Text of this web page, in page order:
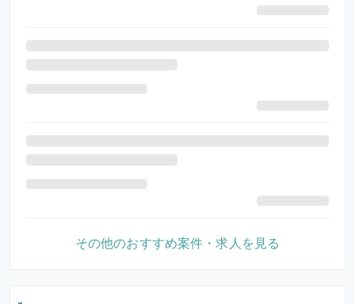
その他のおすすめ案件・求人を見る